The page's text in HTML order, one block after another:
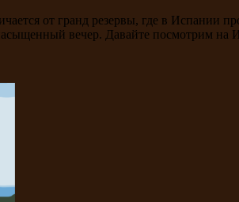
от гранд резервы, где в Испании
вечер. Давайте посмотрим на